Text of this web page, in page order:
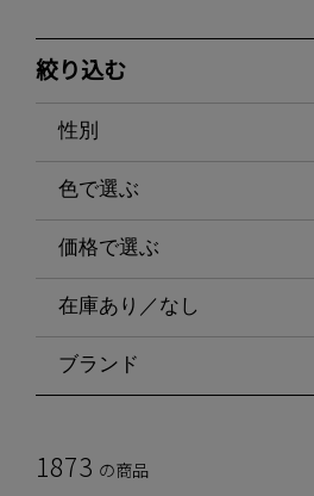
絞り込む
性別
色で選ぶ
価格で選ぶ
在庫あり／なし
ブランド
1873 の商品